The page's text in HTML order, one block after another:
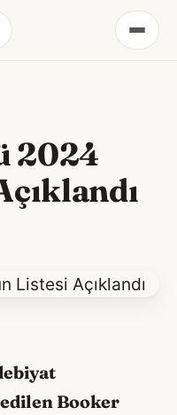
Menü
2024
Booker